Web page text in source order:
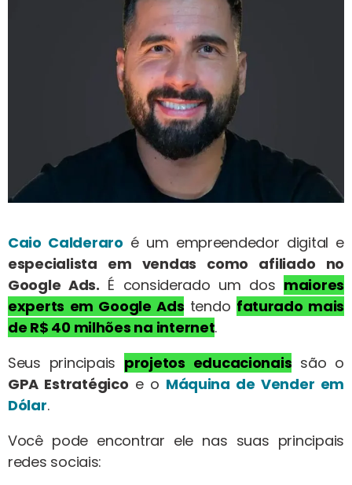
Caio Calderaro é um empreendedor digital e
especialista em vendas como afiliado no
Google Ads. É considerado um dos maiores
experts em Google Ads tendo faturado mais
de R$ 40 milhões na internet.
Seus principais projetos educacionais são o
GPA Estratégico e o Máquina de Vender em
Dólar.
Você pode encontrar ele nas suas principais
redes sociais: